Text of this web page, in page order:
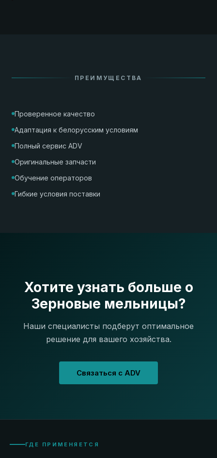
ПРЕИМУЩЕСТВА
Проверенное качество
Адаптация к белорусским условиям
Полный сервис ADV
Оригинальные запчасти
Обучение операторов
Гибкие условия поставки
Хотите узнать больше о
Зерновые мельницы?
Наши специалисты подберут оптимальное
решение для вашего хозяйства.
Связаться с ADV
ГДЕ ПРИМЕНЯЕТСЯ